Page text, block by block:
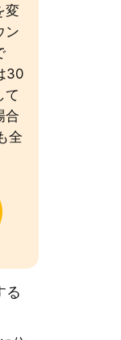
変
ン
30
て
合
全
る